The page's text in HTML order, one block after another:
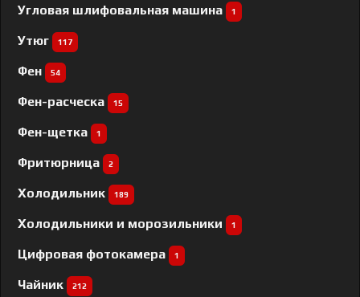
Угловая шлифовальная машина 1
Утюг 117
Фен 54
Фен-расческа 15
Фен-щетка 1
Фритюрница 2
Холодильник 189
Холодильники и морозильники 1
Цифровая фотокамера 1
Чайник 212